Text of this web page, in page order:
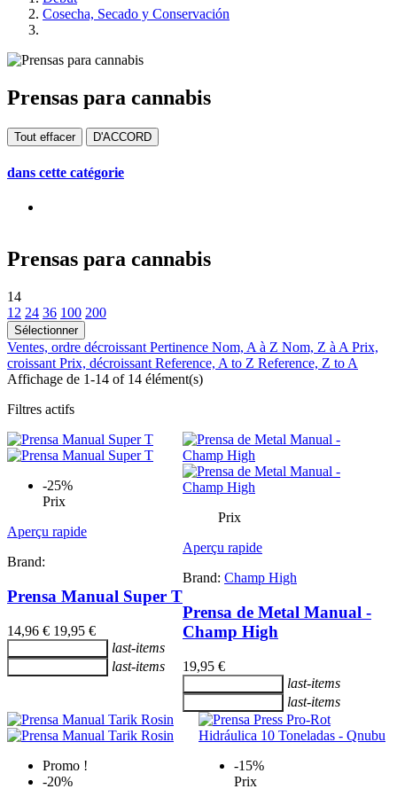
Cosecha, Secado y Conservación
Prensas para cannabis
Tout effacer D'ACCORD
dans cette catégorie
Prensas para cannabis
14
12 24 36 100 200
Sélectionner
Ventes, ordre décroissant Pertinence Nom, A à Z Nom, Z à A Prix,
croissant Prix, décroissant Reference, A to Z Reference, Z to A
Affichage de 1-14 of 14 élément(s)
Filtres actifs
-25%
Prix
Aperçu rapide
Brand:
Prensa Manual Super T
14,96 € 19,95 €
last-items
last-items
Prix
Aperçu rapide
Brand: Champ High
Prensa de Metal Manual -
Champ High
19,95 €
last-items
last-items
Promo !
-20%
-15%
Prix